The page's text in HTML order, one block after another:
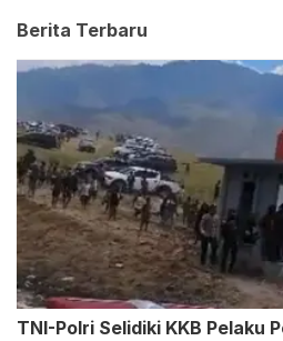
Berita Terbaru
TNI-Polri Selidiki KKB Pelaku